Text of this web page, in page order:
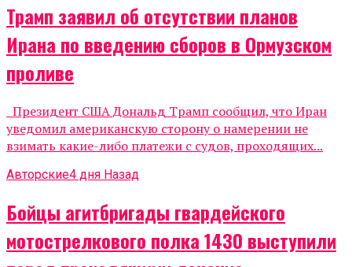
Трамп заявил об отсутствии планов
Ирана по введению сборов в Ормузском
проливе
Президент США Дональд Трамп сообщил, что Иран
уведомил американскую сторону о намерении не
взимать какие-либо платежи с судов, проходящих...
Авторские4 дня Назад
Бойцы агитбригады гвардейского
мотострелкового полка 1430 выступили